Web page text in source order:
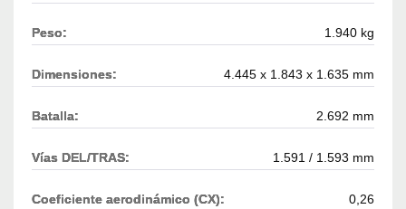
Peso: 1.940 kg
Dimensiones: 4.445 x 1.843 x 1.635 mm
Batalla: 2.692 mm
Vías DEL/TRAS: 1.591 / 1.593 mm
Coeficiente aerodinámico (CX): 0,26